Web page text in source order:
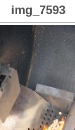
img_7593